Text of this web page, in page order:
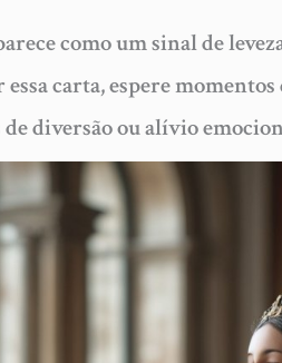
como um sinal de
carta, espere
diversão ou alívio